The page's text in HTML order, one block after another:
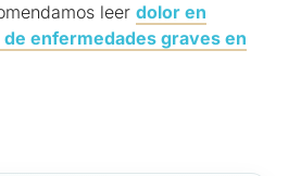
leer dolor en
enfermedades graves en